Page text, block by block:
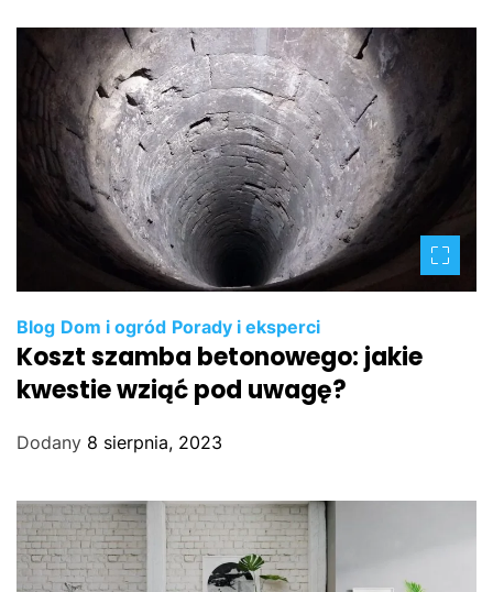
Blog Dom i ogród Porady i eksperci
Koszt szamba betonowego: jakie
kwestie wziąć pod uwagę?
Dodany 8 sierpnia, 2023